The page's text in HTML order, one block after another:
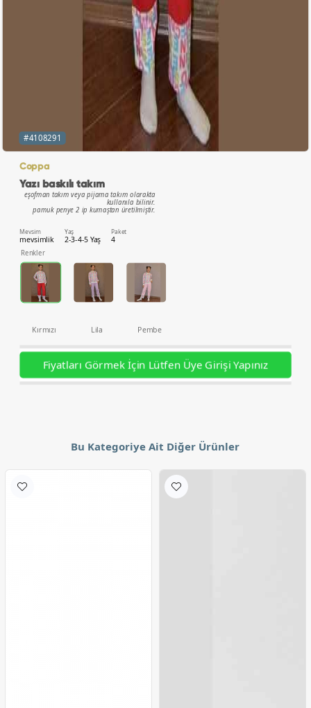
#4108291
Coppa
Yazı baskılı takım
eşofman takım veya pijama takım olarakta
kullanıla bilinir.
pamuk penye 2 ip kumaştan üretilmiştir.
Mevsim
mevsimlik
Yaş
2-3-4-5 Yaş
Paket
4
Renkler
Kırmızı Lila Pembe
Fiyatları Görmek İçin Lütfen Üye Girişi Yapınız
Bu Kategoriye Ait Diğer Ürünler